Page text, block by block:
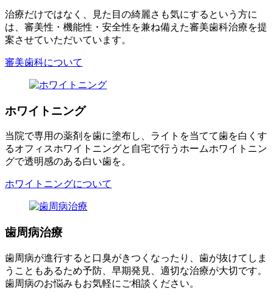
治療だけではなく、見た目の綺麗さも気にするという方に
は、審美性・機能性・安全性を兼ね備えた審美歯科治療を提
案させていただいています。
審美歯科について
ホワイトニング
当院で専用の薬剤を歯に塗布し、ライトを当てて歯を白くす
るオフィスホワイトニングと自宅で行うホームホワイトニン
グで透明感のある白い歯を。
ホワイトニングについて
歯周病治療
歯周病が進行すると口臭がきつくなったり、歯が抜けてしま
うこともあるため予防、早期発見、適切な治療が大切です。
歯周病のお悩みもお気軽にご相談ください。